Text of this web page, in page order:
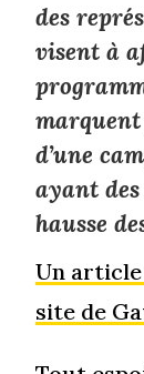
des
visent à
d’une
ayant
hausse
Un
site de